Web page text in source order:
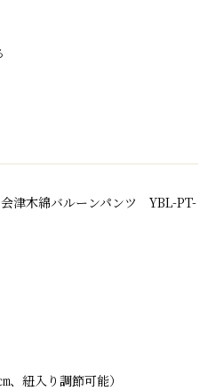
木綿バルーンパンツ YBL-PT-
、紐入り調節可能）